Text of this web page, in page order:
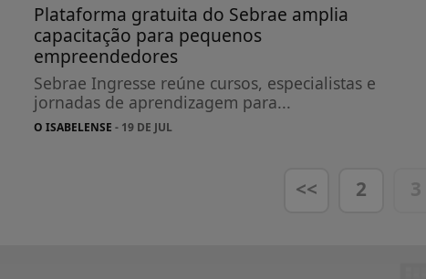
Plataforma gratuita do Sebrae amplia
capacitação para pequenos
empreendedores
Sebrae Ingresse reúne cursos, especialistas e
jornadas de aprendizagem para...
O ISABELENSE - 19 DE JUL
<< 2 3